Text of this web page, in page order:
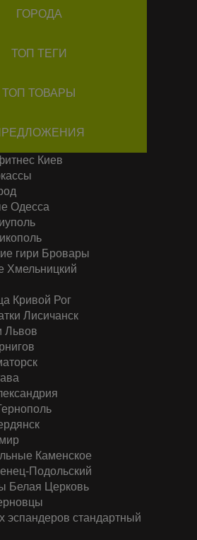
ГОРОДА
ТОП ТЕГИ
ТОП ТОВАРЫ
Киев
Одесса
гири Бровары
Хмельницкий
Кривой Рог
Лисичанск
Львов
Каменское
Подольский
Белая Церковь
эспандеров стандартный